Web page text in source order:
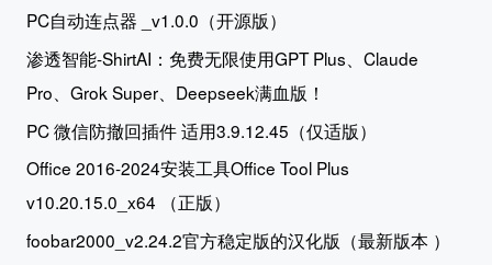
PC自动连点器 _v1.0.0（开源版）
渗透智能-ShirtAI：免费无限使用GPT Plus、Claude
Pro、Grok Super、Deepseek满血版！
PC 微信防撤回插件 适用3.9.12.45（仅适版）
Office 2016-2024安装工具Office Tool Plus
v10.20.15.0_x64 （正版）
foobar2000_v2.24.2官方稳定版的汉化版（最新版本 ）